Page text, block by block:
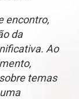
encontro,
da
Ao
temas